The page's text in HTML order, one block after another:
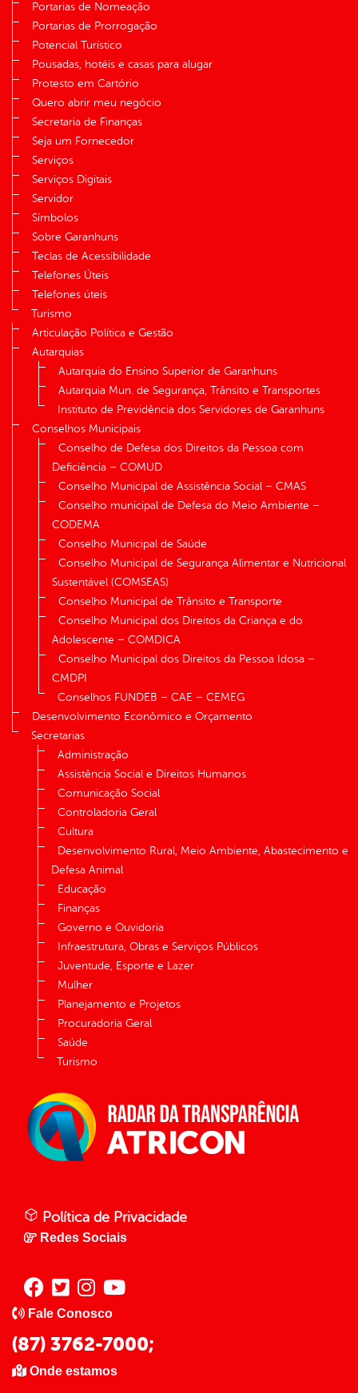
Portarias de Nomeação
Portarias de Prorrogação
Potencial Turístico
Pousadas, hotéis e casas para alugar
Protesto em Cartório
Quero abrir meu negócio
Secretaria de Finanças
Seja um Fornecedor
Serviços
Serviços Digitais
Servidor
Símbolos
Sobre Garanhuns
Teclas de Acessibilidade
Telefones Úteis
Telefones úteis
Turismo
Articulação Política e Gestão
Autarquias
Autarquia do Ensino Superior de Garanhuns
Autarquia Mun. de Segurança, Trânsito e Transportes
Instituto de Previdência dos Servidores de Garanhuns
Conselhos Municipais
Conselho de Defesa dos Direitos da Pessoa com
Deficiência – COMUD
Conselho Municipal de Assistência Social – CMAS
Conselho municipal de Defesa do Meio Ambiente –
CODEMA
Conselho Municipal de Saúde
Conselho Municipal de Segurança Alimentar e Nutricional
Sustentável (COMSEAS)
Conselho Municipal de Trânsito e Transporte
Conselho Municipal dos Direitos da Criança e do
Adolescente – COMDICA
Conselho Municipal dos Direitos da Pessoa Idosa –
CMDPI
Conselhos FUNDEB – CAE – CEMEG
Desenvolvimento Econômico e Orçamento
Secretarias
Administração
Assistência Social e Direitos Humanos
Comunicação Social
Controladoria Geral
Cultura
Desenvolvimento Rural, Meio Ambiente, Abastecimento e
Defesa Animal
Educação
Finanças
Governo e Ouvidoria
Infraestrutura, Obras e Serviços Públicos
Juventude, Esporte e Lazer
Mulher
Planejamento e Projetos
Procuradoria Geral
Saúde
Turismo
Política de Privacidade
Redes Sociais
Fale Conosco
(87) 3762-7000;
Onde estamos